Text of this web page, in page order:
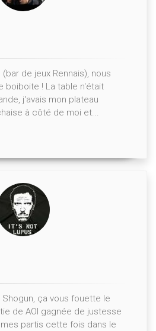
de jeux Rennais), nous
boiboite ! La table n'était
j'avais mon plateau
à côté de moi et...
ça vous fouette le
de AOI gagnée de justesse
partis cette fois dans le